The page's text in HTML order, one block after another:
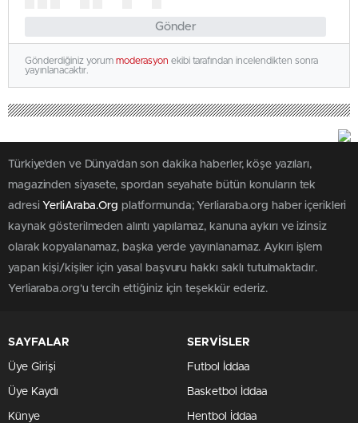
Gönder
Gönderdiğiniz yorum moderasyon ekibi tarafından incelendikten sonra
yayınlanacaktır.
Türkiye'den ve Dünya’dan son dakika haberler, köşe yazıları,
magazinden siyasete, spordan seyahate bütün konuların tek
adresi YerliAraba.Org platformunda; Yerliaraba.org haber içerikleri
kaynak gösterilmeden alıntı yapılamaz, kanuna aykırı ve izinsiz
olarak kopyalanamaz, başka yerde yayınlanamaz. Aykırı işlem
yapan kişi/kişiler için yasal başvuru hakkı saklı tutulmaktadır.
Yerliaraba.org'u tercih ettiğiniz için teşekkür ederiz.
SAYFALAR
Üye Girişi
Üye Kaydı
Künye
SERVİSLER
Futbol İddaa
Basketbol İddaa
Hentbol İddaa